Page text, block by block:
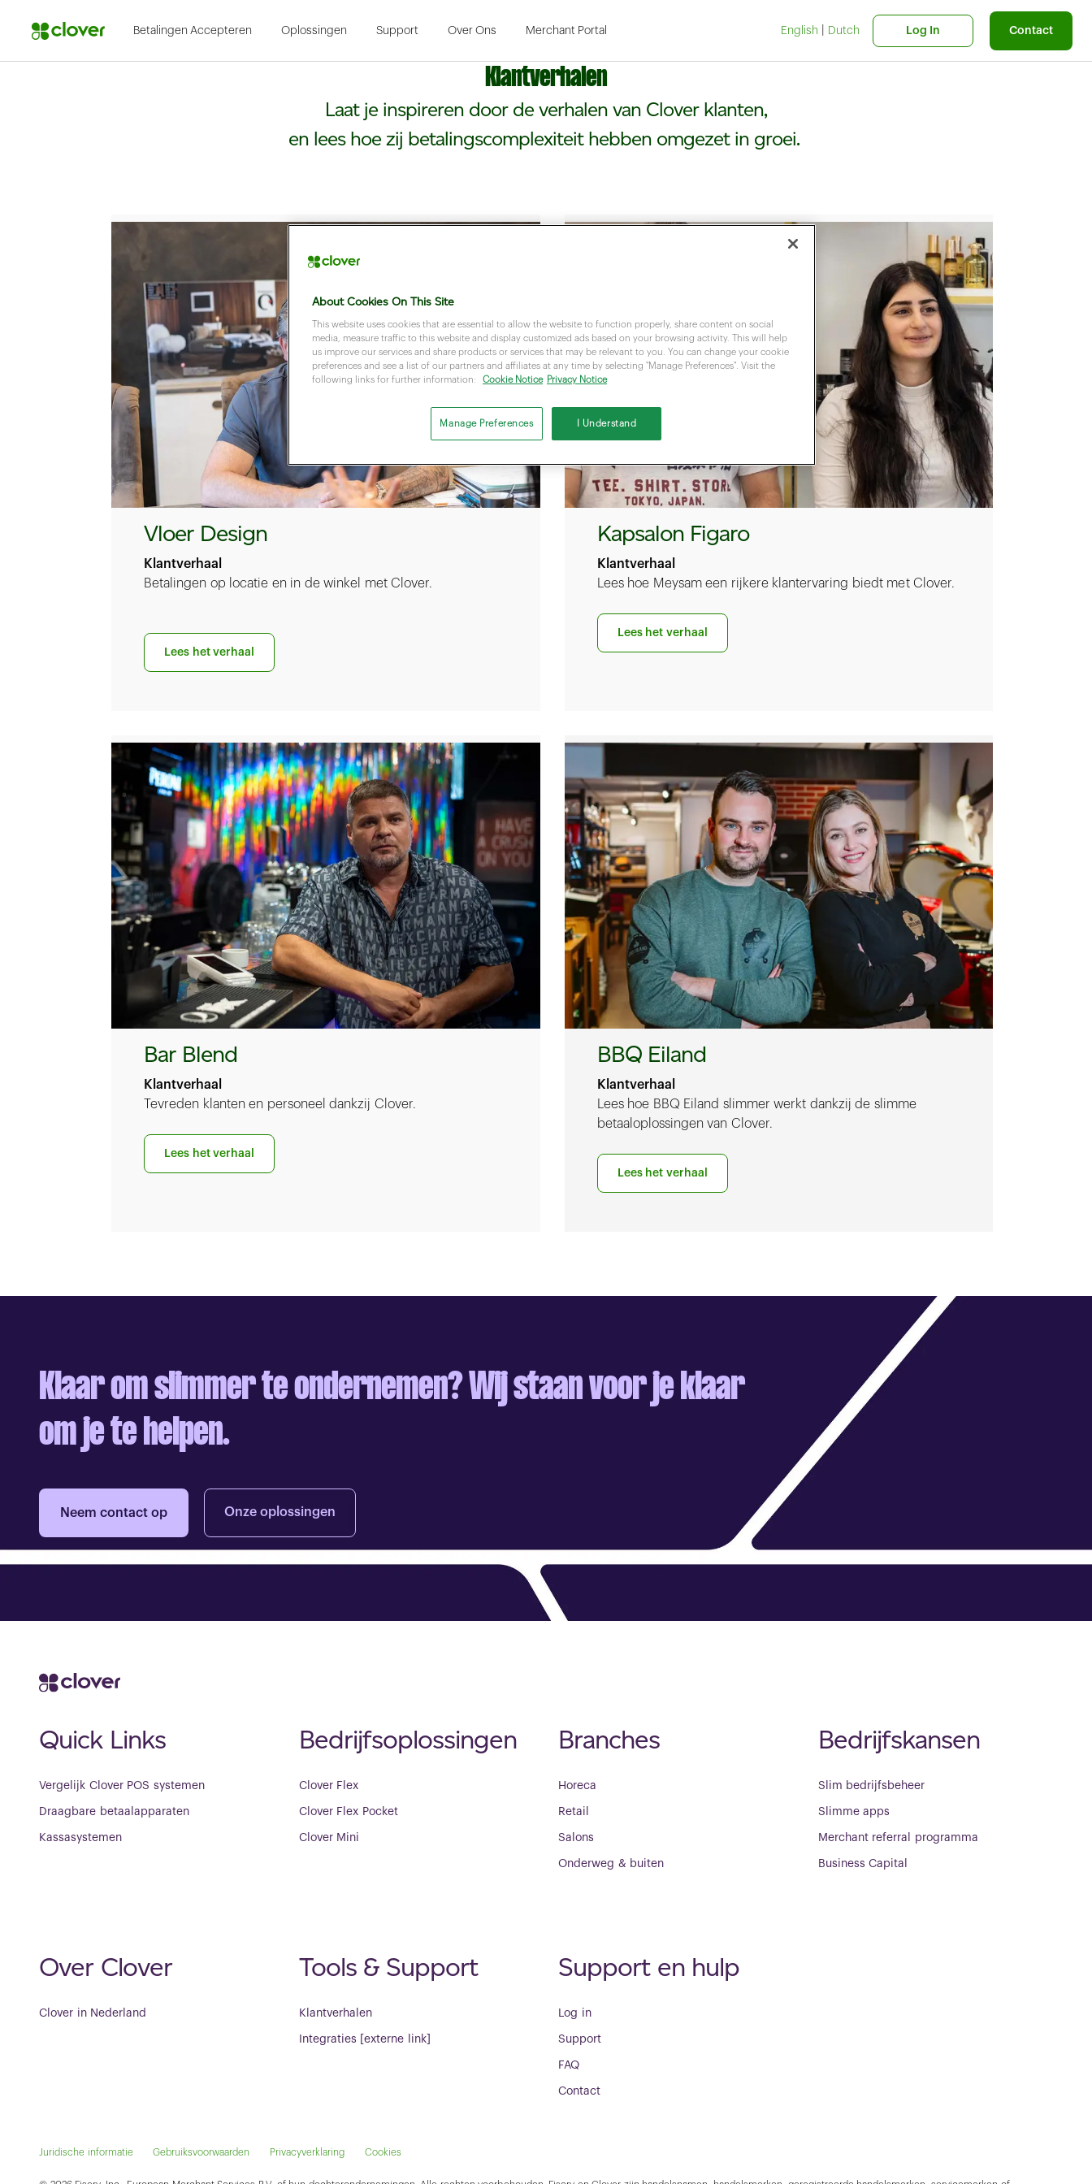
Betalingen Accepteren Oplossingen Support Over Ons Merchant Portal English Dutch Log In Contact
Klantverhalen
Laat je inspireren door de verhalen van Clover klanten,
en lees hoe zij betalingscomplexiteit hebben omgezet in groei.
Vloer Design
Klantverhaal
Betalingen op locatie en in de winkel met Clover.
Lees het verhaal
Kapsalon Figaro
Klantverhaal
Lees hoe Meysam een rijkere klantervaring biedt met Clover.
Lees het verhaal
Bar Blend
Klantverhaal
Tevreden klanten en personeel dankzij Clover.
Lees het verhaal
BBQ Eiland
Klantverhaal
Lees hoe BBQ Eiland slimmer werkt dankzij de slimme
betaaloplossingen van Clover.
Lees het verhaal
Klaar om slimmer te ondernemen? Wij staan voor je klaar
om je te helpen.
Neem contact op Onze oplossingen
Quick Links
Vergelijk Clover POS systemen
Draagbare betaalapparaten
Kassasystemen
Bedrijfsoplossingen
Clover Flex
Clover Flex Pocket
Clover Mini
Branches
Horeca
Retail
Salons
Onderweg & buiten
Bedrijfskansen
Slim bedrijfsbeheer
Slimme apps
Merchant referral programma
Business Capital
Over Clover
Clover in Nederland
Tools & Support
Klantverhalen
Integraties [externe link]
Support en hulp
Log in
Support
FAQ
Contact
Juridische informatie Gebruiksvoorwaarden Privacyverklaring Cookies
About Cookies On This Site
This website uses cookies that are essential to allow the website to function properly, share content on social
media, measure traffic to this website and display customized ads based on your browsing activity. This will help
us improve our services and share products or services that may be relevant to you. You can change your cookie
preferences and see a list of our partners and affiliates at any time by selecting "Manage Preferences". Visit the
following links for further information:
Cookie Notice Privacy Notice
Manage Preferences I Understand